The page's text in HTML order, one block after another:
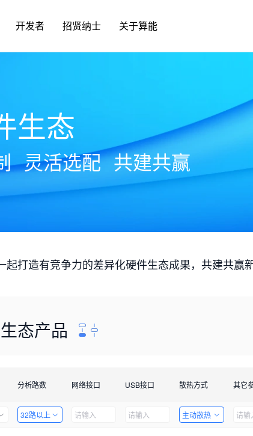
开发者 招贤纳士 关于算能
生态
灵活选配 共建共赢
打造有竞争力的差异化硬件生态成果，共建共赢新
态产品
分析路数 网络接口 USB接口 散热方式 其它
32路以上 主动散热